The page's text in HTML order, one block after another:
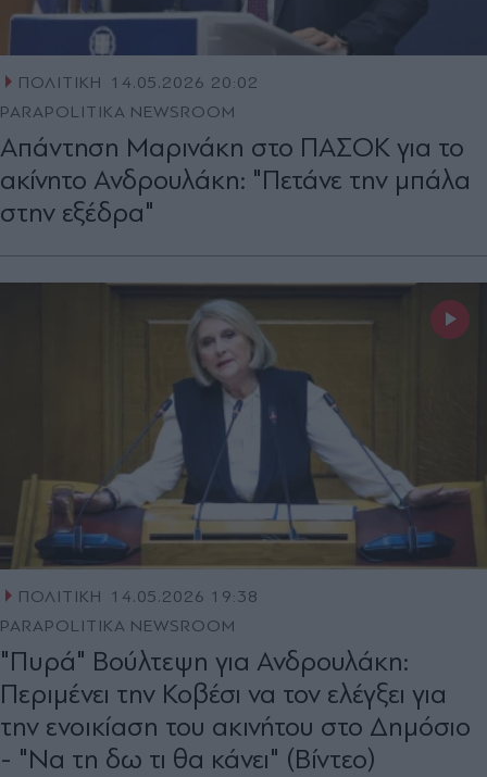
ΠΟΛΙΤΙΚΗ
14.05.2026 20:02
PARAPOLITIKA NEWSROOM
Απάντηση Μαρινάκη στο ΠΑΣΟΚ για το
ακίνητο Ανδρουλάκη: "Πετάνε την μπάλα
στην εξέδρα"
ΠΟΛΙΤΙΚΗ
14.05.2026 19:38
PARAPOLITIKA NEWSROOM
"Πυρά" Βούλτεψη για Ανδρουλάκη:
Περιμένει την Κοβέσι να τον ελέγξει για
την ενοικίαση του ακινήτου στο Δημόσιο
- "Να τη δω τι θα κάνει" (Βίντεο)